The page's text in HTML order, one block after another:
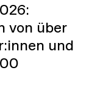
von über
und